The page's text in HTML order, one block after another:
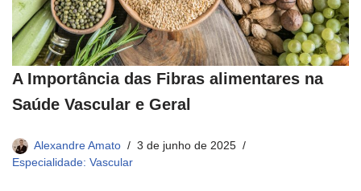
A Importância das Fibras alimentares na
Saúde Vascular e Geral
Alexandre Amato
3 de junho de 2025
Especialidade: Vascular